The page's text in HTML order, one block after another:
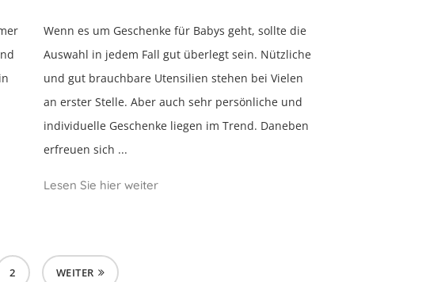
Wenn es um Geschenke für Babys geht, sollte die
Auswahl in jedem Fall gut überlegt sein. Nützliche
und gut brauchbare Utensilien stehen bei Vielen
an erster Stelle. Aber auch sehr persönliche und
individuelle Geschenke liegen im Trend. Daneben
erfreuen sich ...
Lesen Sie hier weiter
2 WEITER